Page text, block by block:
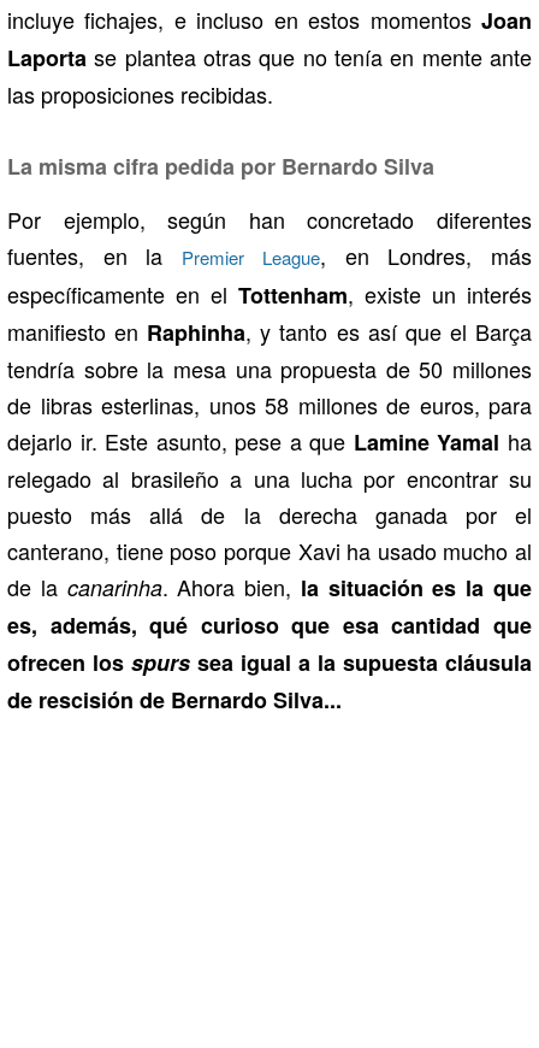
incluye fichajes, e incluso en estos momentos Joan
Laportase plantea otras que no tenía en mente ante
las proposiciones recibidas.
La misma cifra pedida por Bernardo Silva
Por ejemplo, según han concretado diferentes
fuentes, en la
Premier League, en Londres, más
específicamente en el Tottenham, existe un interés
manifiesto en Raphinha, y tanto es así que el Barça
tendría sobre la mesa una propuesta de 50 millones
de libras esterlinas, unos 58 millones de euros, para
dejarlo ir. Este asunto, pese a que Lamine Yamal ha
relegado al brasileño a una lucha por encontrar su
puesto más allá de la derecha ganada por el
canterano, tiene poso porque Xavi ha usado mucho al
de la canarinha. Ahora bien, la situación es la que
es, además, qué curioso que esa cantidad que
ofrecen los spurs sea igual a la supuesta cláusula
de rescisión de Bernardo Silva...